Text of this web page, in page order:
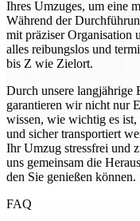
Ihres Umzuges, um eine
Während der
mit präziser Organisation
alles reibungslos und
bis Z wie Zielort.
Durch unsere langjährige
garantieren wir nicht nur
wissen, wie wichtig es ist,
und sicher transportiert
Ihr Umzug stressfrei und
uns gemeinsam die
den Sie genießen können.
FAQ